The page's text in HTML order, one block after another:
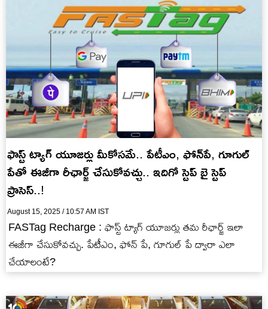
ఫాస్ట్ ట్యాగ్ యూజర్లు మీకోసమే.. పేటీఎం, ఫోన్‌పే, గూగుల్
పేతో ఈజీగా రీఛార్జ్ చేసుకోవచ్చు.. ఇదిగో స్టెప్ బై స్టెప్
ప్రాసెస్..!
August 15, 2025 / 10:57 AM IST
FASTag Recharge : ఫాస్ట్ ట్యాగ్ యూజర్లు తమ రీఛార్జ్ ఇలా
ఈజీగా చేసుకోవచ్చు. పేటీఎం, ఫోన్ పే, గూగుల్ పే ద్వారా ఎలా
చేయాలంటే?